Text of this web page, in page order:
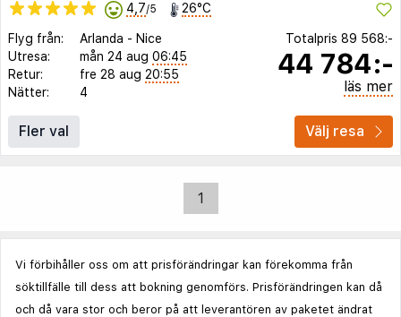
4,7/5 26°C
Flyg från: Arlanda - Nice
Utresa:
mån 24 aug 06:45
Retur:
fre 28 aug 20:55
Nätter:
4
Totalpris 89 568:-
44 784:-
läs mer
Fler val Välj resa
1
Vi förbihåller oss om att prisförändringar kan förekomma från
söktillfälle till dess att bokning genomförs. Prisförändringen kan då
och då vara stor och beror på att leverantören av paketet ändrat